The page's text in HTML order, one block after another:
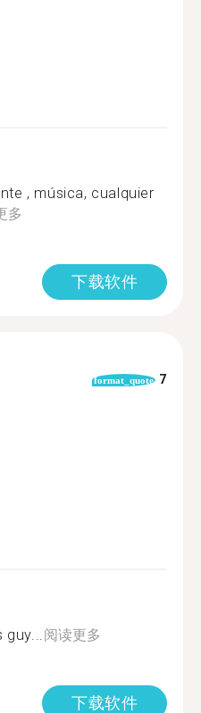
, música, cualquier
多
下载软件
format_quote 7
阅读更多
下载软件